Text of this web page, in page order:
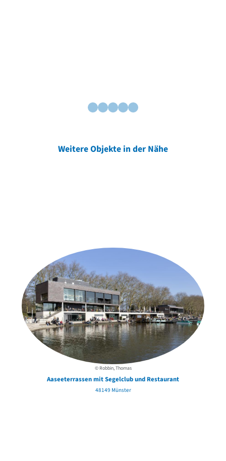
Weitere Objekte in der Nähe
© Robbin, Thomas
Aaseeterrassen mit Segelclub und Restaurant
48149 Münster